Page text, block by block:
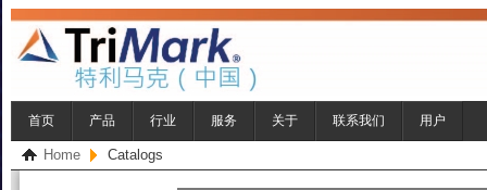
首页 产品 行业 服务 关于 联系我们 用户
Home Catalogs